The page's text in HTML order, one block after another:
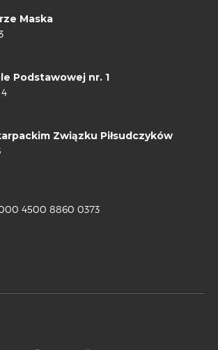
Maska
Podstawowej nr. 1
Związku Piłsudczyków
4500 8860 0373